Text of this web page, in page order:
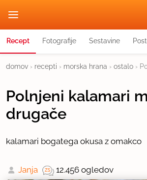
Recept Fotografije Sestavine
domov › recepti › morska hrana › ostalo ›
Polnjeni kalamari
drugače
kalamari bogatega okusa z omakco
Janja 12.456 ogledov